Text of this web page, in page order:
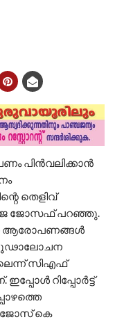
പിൻവലിക്കാൻ
തെളിവ്
ജോസഫ് പറഞ്ഞു.
ആരോപണങ്ങൾ
ഗൂഢാലോചന
സിഎഫ്
റിപ്പോർട്ട്
ജോസ് കെ